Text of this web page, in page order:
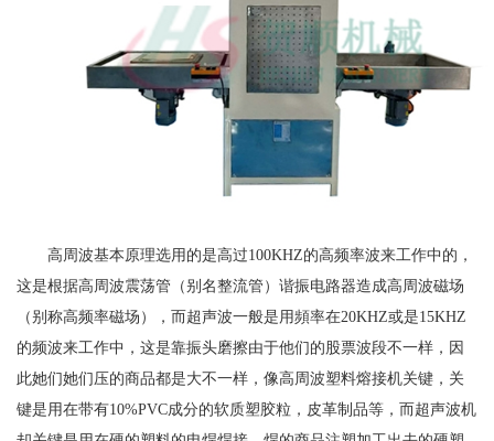
高周波基本原理选用的是高过100KHZ的高频率波来工作中的，
这是根据高周波震荡管（别名整流管）谐振电路器造成高周波磁场
（别称高频率磁场），而超声波一般是用頻率在20KHZ或是15KHZ
的频波来工作中，这是靠振头磨擦由于他们的股票波段不一样，因
此她们她们压的商品都是大不一样，像高周波塑料熔接机关键，关
键是用在带有10%PVC成分的软质塑胶粒，皮革制品等，而超声波机